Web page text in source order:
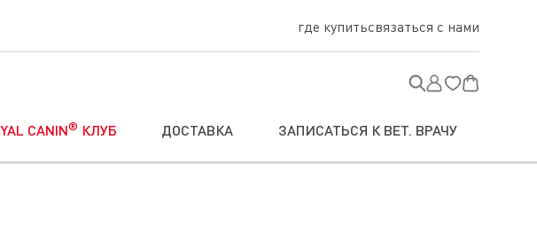
где купитьсвязаться с нами
CANIN® КЛУБ ДОСТАВКА ЗАПИСАТЬСЯ К ВЕТ. ВРАЧУ